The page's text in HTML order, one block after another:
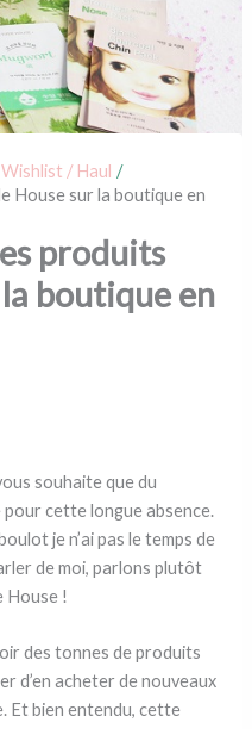
Wishlist / Haul
House sur la boutique en
produits
boutique en
souhaite que du
pour cette longue absence.
je n’ai pas le temps de
de moi, parlons plutôt
House !
des tonnes de produits
d’en acheter de nouveaux
Et bien entendu, cette